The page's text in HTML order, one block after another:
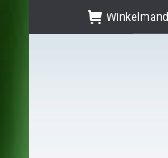
Winkelmand